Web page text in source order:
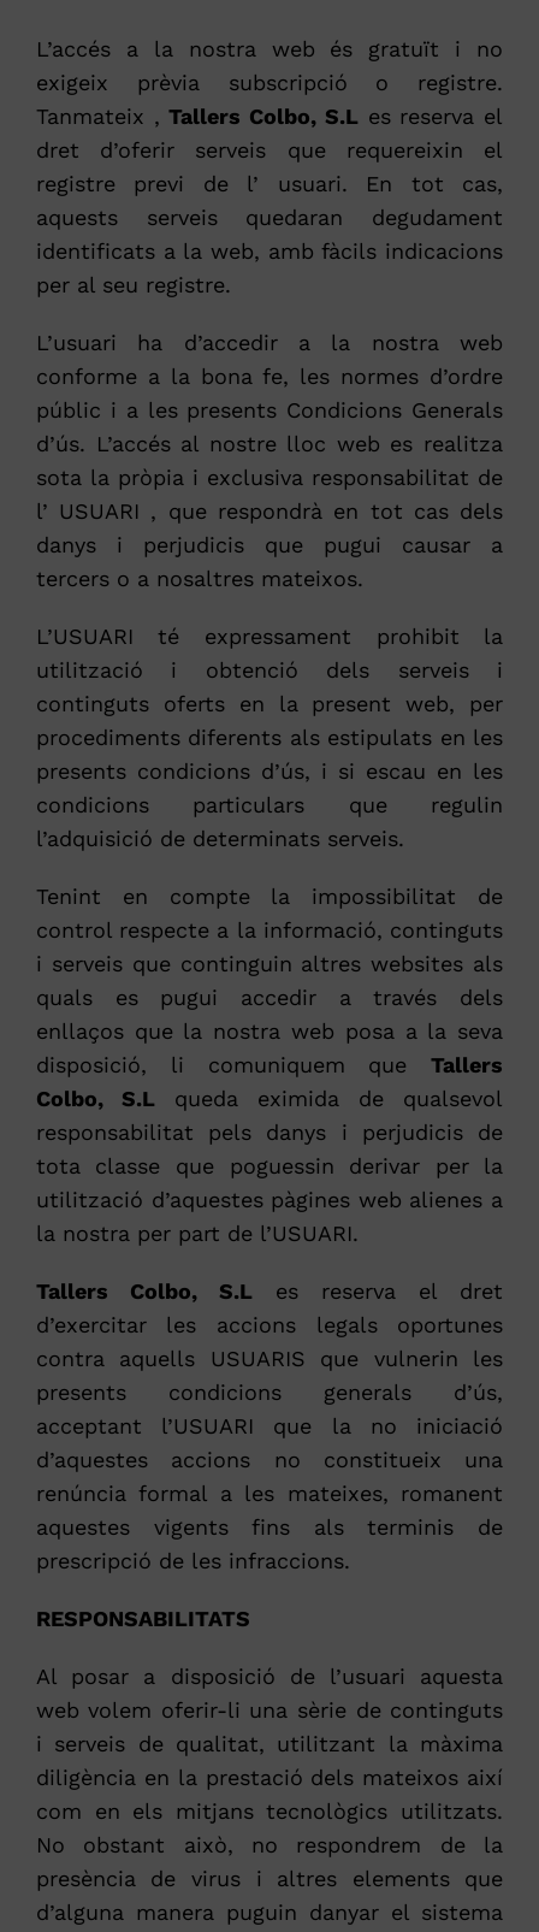
L’accés a la nostra web és gratuït i no
exigeix prèvia subscripció o registre.
Tanmateix ,Tallers Colbo, S.Les reserva el
dret d’oferir serveis que requereixin el
registre previ de l’ usuari. En tot cas,
aquests serveis quedaran degudament
identificats a la web, amb fàcils indicacions
per al seu registre.
L’usuari ha d’accedir a la nostra web
conforme a la bona fe, les normes d’ordre
públic i a les presents Condicions Generals
d’ús. L’accés al nostre lloc web es realitza
sota la pròpia i exclusiva responsabilitat de
l’ USUARI , que respondrà en tot cas dels
danys i perjudicis que pugui causar a
tercers o a nosaltres mateixos.
L’USUARI té expressament prohibit la
utilització i obtenció dels serveis i
continguts oferts en la present web, per
procediments diferents als estipulats en les
presents condicions d’ús, i si escau en les
condicions particulars que regulin
l’adquisició de determinats serveis.
Tenint en compte la impossibilitat de
control respecte a la informació, continguts
i serveis que continguin altres websites als
quals es pugui accedir a través dels
enllaços que la nostra web posa a la seva
disposició, li comuniquem queTallers
Colbo, S.L queda eximida de qualsevol
responsabilitat pels danys i perjudicis de
tota classe que poguessin derivar per la
utilització d’aquestes pàgines web alienes a
la nostra per part de l’USUARI.
Tallers Colbo, S.L es reserva el dret
d’exercitar les accions legals oportunes
contra aquells USUARIS que vulnerin les
presents condicions generals d’ús,
acceptant l’USUARI que la no iniciació
d’aquestes accions no constitueix una
renúncia formal a les mateixes, romanent
aquestes vigents fins als terminis de
prescripció de les infraccions.
RESPONSABILITATS
Al posar a disposició de l’usuari aquesta
web volem oferir-li una sèrie de continguts
i serveis de qualitat, utilitzant la màxima
diligència en la prestació dels mateixos així
com en els mitjans tecnològics utilitzats.
No obstant això, no respondrem de la
presència de virus i altres elements que
d’alguna manera puguin danyar el sistema